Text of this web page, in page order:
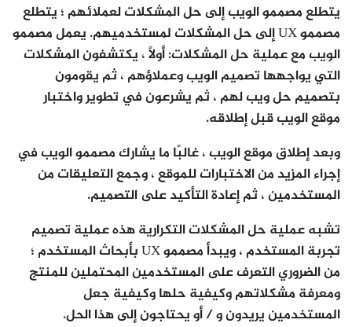
يتطلع مصممو الويب إلى حل المشكلات لعملائهم ؛ يتطلع
مصممو UX إلى حل المشكلات لمستخدميهم. يعمل مصممو
الويب مع عملية حل المشكلات: أولاً ، يكتشفون المشكلات
التي يواجهها تصميم الويب وعملاؤهم ، ثم يقومون
بتصميم حل ويب لهم ، ثم يشرعون في تطوير واختبار
موقع الويب قبل إطلاقه.
وبعد إطلاق موقع الويب ، غالبًا ما يشارك مصممو الويب في
إجراء المزيد من الاختبارات للموقع ، وجمع التعليقات من
المستخدمين ، ثم إعادة التأكيد على التصميم.
تشبه عملية حل المشكلات التكرارية هذه عملية تصميم
تجربة المستخدم ، ويبدأ مصممو UX بأبحاث المستخدم ؛
من الضروري التعرف على المستخدمين المحتملين للمنتج
ومعرفة مشكلاتهم وكيفية حلها وكيفية جعل
المستخدمين يريدون و / أو يحتاجون إلى هذا الحل.